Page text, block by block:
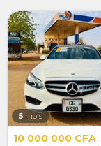
5 mois
10 000 000 CFA